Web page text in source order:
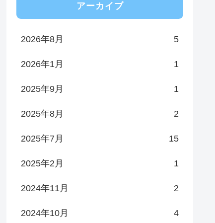
アーカイブ
2026年8月 5
2026年1月 1
2025年9月 1
2025年8月 2
2025年7月 15
2025年2月 1
2024年11月 2
2024年10月 4